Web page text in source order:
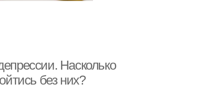
Насколько
без них?